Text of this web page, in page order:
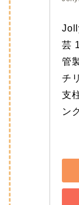
芸
管
チ
支
ン